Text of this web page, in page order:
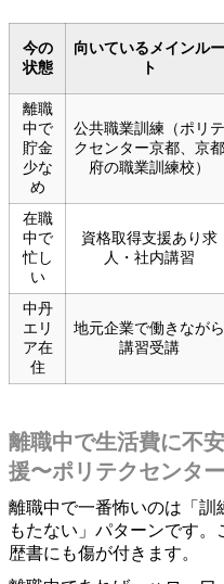
今の
状態
向いているメインルー
ト
離職
中で
貯金
少な
め
公共職業訓練（ポリテ
クセンター京都、京都
府の職業訓練校）
在職
中で
忙し
い
資格取得支援あり求
人・社内講習
中丹
エリ
ア在
住
地元企業で働きながら
講習受講
離職中で生活費に不
援〜ポリテクセンタ
離職中で一番怖いのは「
もたない」パターンです
歴書にも傷が付きます。